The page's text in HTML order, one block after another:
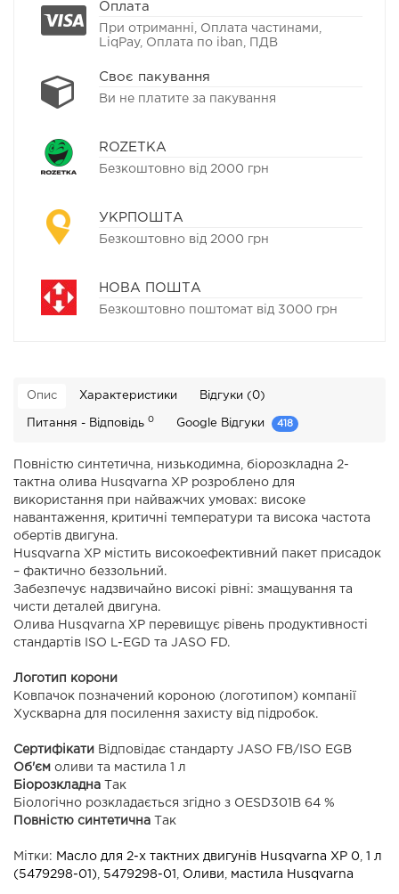
Оплата
При отриманні, Оплата частинами,
LiqPay, Оплата по iban, ПДВ
Своє пакування
Ви не платите за пакування
ROZETKA
Безкоштовно від 2000 грн
УКРПОШТА
Безкоштовно від 2000 грн
НОВА ПОШТА
Безкоштовно поштомат від 3000 грн
Опис Характеристики Відгуки (0)
Питання - Відповідь 0 Google Відгуки 418
Повністю синтетична, низькодимна, біорозкладна 2-
тактна олива Husqvarna ХР розроблено для
використання при найважчих умовах: високе
навантаження, критичні температури та висока частота
обертів двигуна.
Husqvarna XP містить високоефективний пакет присадок
– фактично беззольний.
Забезпечує надзвичайно високі рівні: змащування та
чисти деталей двигуна.
Олива Husqvarna XP перевищує рівень продуктивності
стандартів ISO L-EGD та JASO FD.
Логотип корони
Ковпачок позначений короною (логотипом) компанії
Хускварна для посилення захисту від підробок.
Сертифікати Відповідає стандарту JASO FB/ISO EGB
Об'єм оливи та мастила 1 л
Біорозкладна
Так
Біологічно розкладається згідно з OESD301B 64 %
Повністю синтетична
Так
Мітки: Масло для 2-х тактних двигунів Husqvarna XP 0
1 л
(5479298-01)
5479298-01 Оливи мастила Husqvarna